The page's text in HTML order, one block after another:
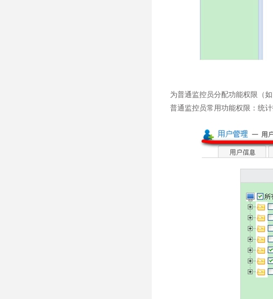
为普通监控员分配功能权限（
普通监控员常用功能权限：统